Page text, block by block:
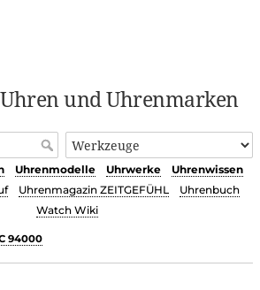
und Uhrenmarken
Uhrenmodelle Uhrwerke
Uhrenwissen
Uhrenmagazin ZEITGEFÜHL
Uhrenbuch
Watch Wiki
94000